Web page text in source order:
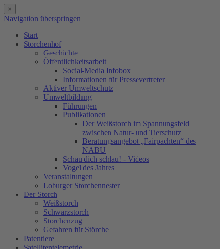
×
Navigation überspringen
Start
Storchenhof
Geschichte
Öffentlichkeitsarbeit
Social-Media Infobox
Informationen für Pressevertreter
Aktiver Umweltschutz
Umweltbildung
Führungen
Publikationen
Der Weißstorch im Spannungsfeld
zwischen Natur- und Tierschutz
Beratungsangebot „Fairpachten“ des
NABU
Schau dich schlau! - Videos
Vogel des Jahres
Veranstaltungen
Loburger Storchennester
Der Storch
Weißstorch
Schwarzstorch
Storchenzug
Gefahren für Störche
Patentiere
Satellitentelemetrie